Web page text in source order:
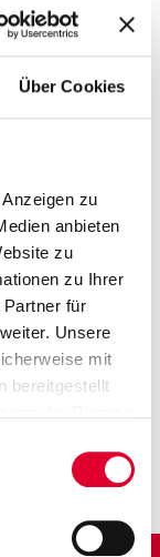
Über Cookies
zu
anbieten
zu
zu Ihrer
für
Unsere
mit
bereitgestellt